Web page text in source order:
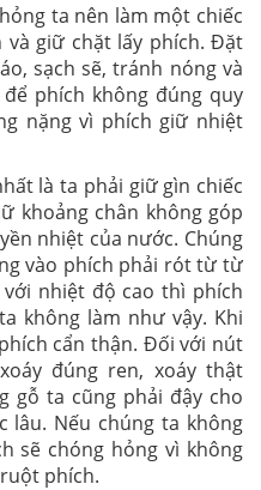
ta nên làm một chiếc
và giữ chặt lấy phích. Đặt
sạch sẽ, tránh nóng và
phích không đúng quy
nặng vì phích giữ nhiệt
là ta phải giữ gìn chiếc
khoảng chân không góp
nhiệt của nước. Chúng
vào phích phải rót từ từ
nhiệt độ cao thì phích
không làm như vậy. Khi
cẩn thận. Đối với nút
đúng ren, xoáy thật
gỗ ta cũng phải đậy cho
lâu. Nếu chúng ta không
sẽ chóng hỏng vì không
phích.